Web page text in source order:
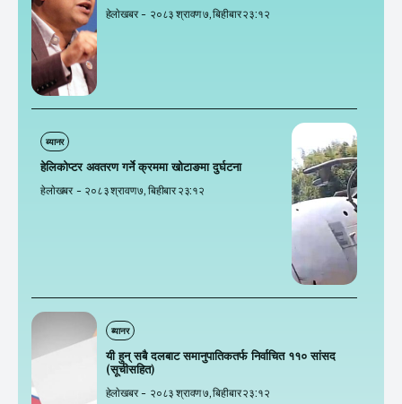
हेलाेखबर - २०८३ श्रावण ७, बिहीबार २३:१२
ब्यानर
हेलिकोप्टर अवतरण गर्ने क्रममा खोटाङमा दुर्घटना
हेलाेखबर - २०८३ श्रावण ७, बिहीबार २३:१२
ब्यानर
यी हुन् सबै दलबाट समानुपातिकतर्फ निर्वाचित ११० सांसद
(सूचीसहित)
हेलाेखबर - २०८३ श्रावण ७, बिहीबार २३:१२